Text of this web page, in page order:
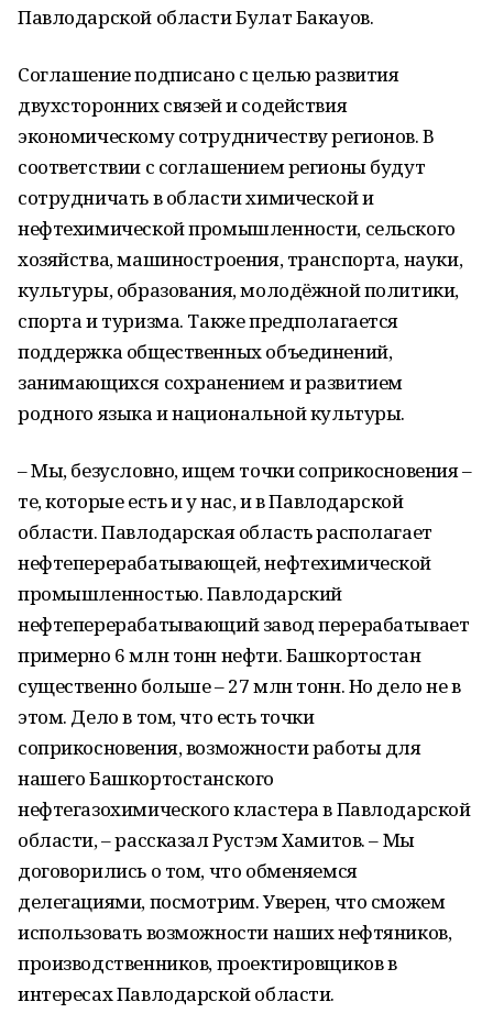
Павлодарской области Булат Бакауов.
Соглашение подписано с целью развития
двухсторонних связей и содействия
экономическому сотрудничеству регионов. В
соответствии с соглашением регионы будут
сотрудничать в области химической и
нефтехимической промышленности, сельского
хозяйства, машиностроения, транспорта, науки,
культуры, образования, молодёжной политики,
спорта и туризма. Также предполагается
поддержка общественных объединений,
занимающихся сохранением и развитием
родного языка и национальной культуры.
– Мы, безусловно, ищем точки соприкосновения –
те, которые есть и у нас, и в Павлодарской
области. Павлодарская область располагает
нефтеперерабатывающей, нефтехимической
промышленностью. Павлодарский
нефтеперерабатывающий завод перерабатывает
примерно 6 млн тонн нефти. Башкортостан
существенно больше – 27 млн тонн. Но дело не в
этом. Дело в том, что есть точки
соприкосновения, возможности работы для
нашего Башкортостанского
нефтегазохимического кластера в Павлодарской
области, – рассказал Рустэм Хамитов. – Мы
договорились о том, что обменяемся
делегациями, посмотрим. Уверен, что сможем
использовать возможности наших нефтяников,
производственников, проектировщиков в
интересах Павлодарской области.